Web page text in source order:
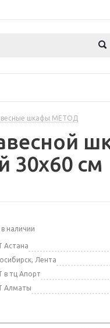
шкафы МЕТОД
30x60 см
наличии
Астана
Лента
в тц Апорт
Алматы